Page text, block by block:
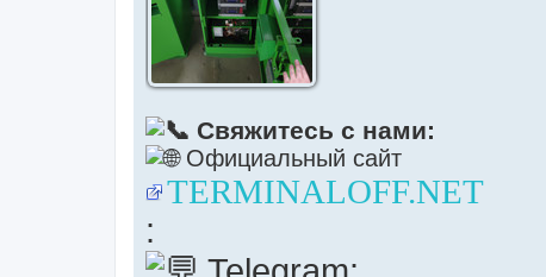
Свяжитесь с нами:
Официальный сайт
TERMINALOFF.NET
: